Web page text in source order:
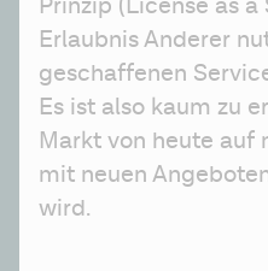
Prinzip (License as
Erlaubnis Anderer
geschaffenen
Es ist also kaum zu
Markt von heute auf
mit neuen
wird.